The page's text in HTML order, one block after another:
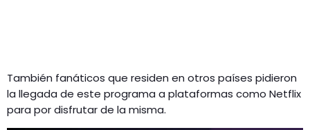
También fanáticos que residen en otros países pidieron
la llegada de este programa a plataformas como Netflix
para por disfrutar de la misma.